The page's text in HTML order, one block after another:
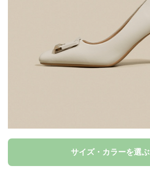
サイズ・カラーを選ぶ